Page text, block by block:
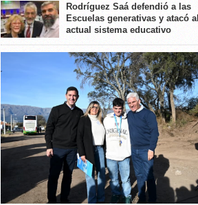
Rodríguez Saá defendió a las
Escuelas generativas y atacó al
actual sistema educativo